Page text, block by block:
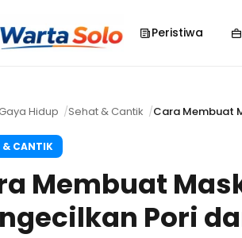
Peristiwa
Gaya Hidup Sehat & Cantik Cara Membuat
& CANTIK
Membuat
Pori